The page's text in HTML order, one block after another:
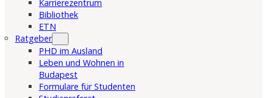
Karrierezentrum
Bibliothek
ETN
Ratgeber
PHD im Ausland
Leben und Wohnen in
Budapest
Formulare für Studenten